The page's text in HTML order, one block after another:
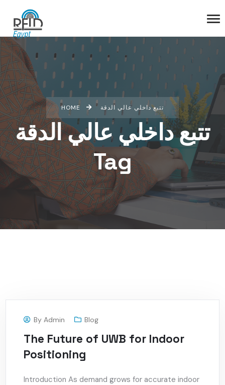
HOME تتبع داخلي عالي الدقة
تتبع داخلي عالي الدقة
Tag
ByAdmin Blog
The Future of UWB for Indoor
Positioning
Introduction As demand grows for accurate indoor